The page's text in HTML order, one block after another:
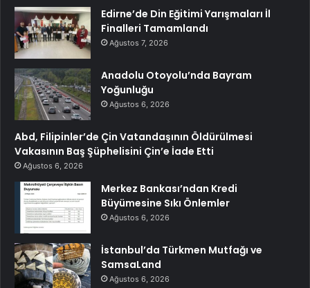
Edirne’de Din Eğitimi Yarışmaları İl
Finalleri Tamamlandı
Ağustos 7, 2026
Anadolu Otoyolu’nda Bayram
Yoğunluğu
Ağustos 6, 2026
Abd, Filipinler’de Çin Vatandaşının Öldürülmesi
Vakasının Baş Şüphelisini Çin’e İade Etti
Ağustos 6, 2026
Merkez Bankası’ndan Kredi
Büyümesine Sıkı Önlemler
Ağustos 6, 2026
İstanbul’da Türkmen Mutfağı ve
SamsaLand
Ağustos 6, 2026